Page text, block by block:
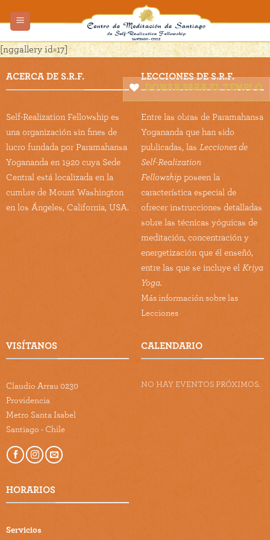
to
[nggallery id=17]
ACERCA DE S.R.F.
Self-Realization Fellowship es
una organización sin fines de
lucro fundada por Paramahansa
Yogananda en 1920 cuya Sede
Central está localizada en la
cumbre de Mount Washington
en los Ángeles, California, USA.
LECCIONES DE S.R.F.
Entre las obras de Paramahansa
Yogananda que han sido
publicadas, las Lecciones de
Self-Realization
Fellowship poseen la
característica especial de
ofrecer instrucciones detalladas
sobre las técnicas yóguicas de
meditación, concentración y
energetización que él enseñó,
entre las que se incluye el Kriya
Yoga.
Más información sobre las
Lecciones
VISÍTANOS
Claudio Arrau 0230
Providencia
Metro Santa Isabel
Santiago - Chile
HORARIOS
Servicios
CALENDARIO
NO HAY EVENTOS PRÓXIMOS.
DONAR PARA EL TEMPLO